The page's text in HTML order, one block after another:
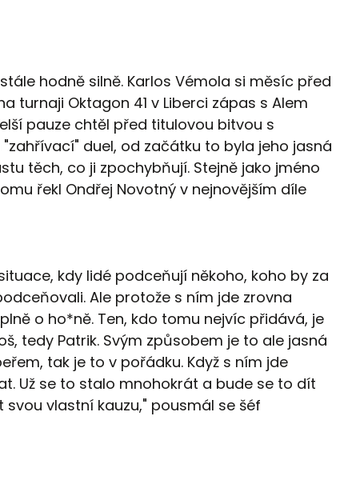
hodně silně. Karlos Vémola si měsíc před
turnaji Oktagon 41 v Liberci zápas s Alem
pauze chtěl před titulovou bitvou s
duel, od začátku to byla jeho jasná
těch, co ji zpochybňují. Stejně jako jméno
řekl Ondřej Novotný v nejnovějším díle
kdy lidé podceňují někoho, koho by za
Ale protože s ním jde zrovna
o ho*ně. Ten, kdo tomu nejvíc přidává, je
tedy Patrik. Svým způsobem je to ale jasná
tak je to v pořádku. Když s ním jde
Už se to stalo mnohokrát a bude se to dít
vlastní kauzu," pousmál se šéf